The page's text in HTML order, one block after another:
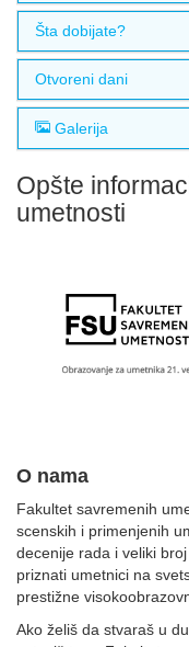
Šta dobijate?
Otvoreni dani
Galerija
Opšte
umetnosti
O nama
Fakultet savremenih
scenskih i primenjenih
decenije rada i veliki
priznati umetnici na
prestižne
Ako želiš da stvaraš u